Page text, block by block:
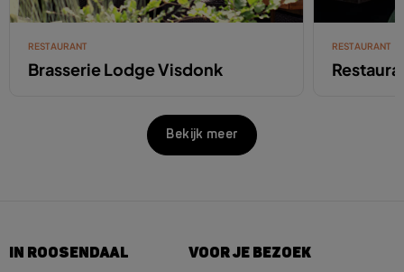
RESTAURANT
Brasserie Lodge Visdonk
RESTAURANT
Bekijk meer
IN ROOSENDAAL VOOR JE BEZOEK